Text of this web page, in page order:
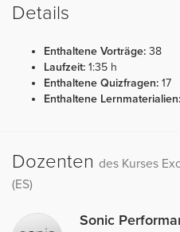
Details
Enthaltene Vorträge: 38
Laufzeit: 1:35 h
Enthaltene Quizfragen: 17
Enthaltene Lernmaterialien:
Dozenten des Kurses
(ES)
Sonic